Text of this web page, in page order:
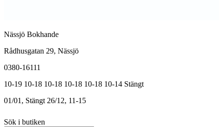
Nässjö Bokhande
Rådhusgatan 29, Nässjö
0380-16111
10-19 10-18 10-18 10-18 10-18 10-14 Stängt
01/01, Stängt 26/12, 11-15
Sök i butiken